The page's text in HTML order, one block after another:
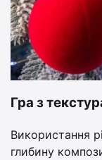
Гра з
Використання
глибину